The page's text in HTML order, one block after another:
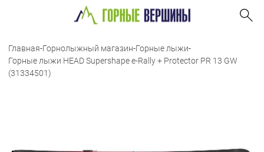
Главная-Горнолыжный магазин-Горные лыжи-
Горные лыжи HEAD Supershape e-Rally + Protector PR 13 GW
(31334501)